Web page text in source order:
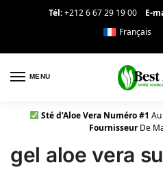
Tél:+212 6 67 29 19 00 E-
Français
MENU
Sté d’Aloe Vera Numéro #1
FournisseurDe
gel aloe vera